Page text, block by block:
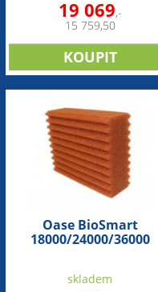
19 069,-
15 759,50
Oase BioSmart
18000/24000/36000
skladem